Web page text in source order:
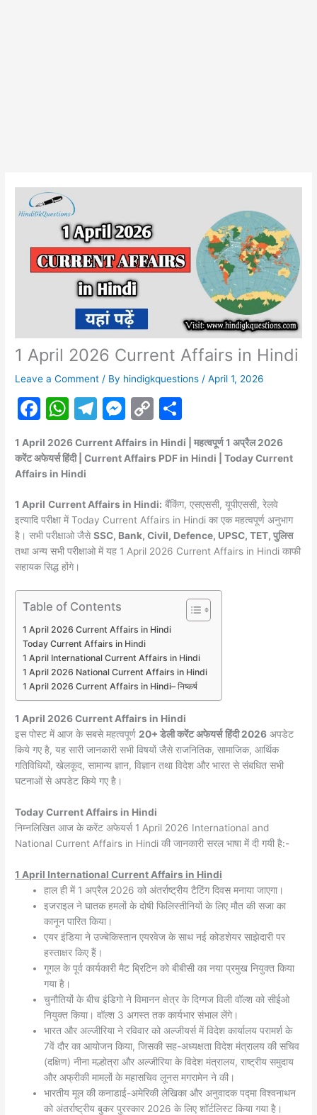
1 April 2026 Current Affairs in Hindi
Leave a Comment / By hindigkquestions /April 1, 2026
F
c
e
b
o
o
k
W
at
s
A
p
p
T
e
a
m
M
s
e
n
g
C
p
Li
n
k
h
ar
1 April 2026 Current Affairs in Hindi | महत्वपूर्ण 1 अप्रैल 2026
करेंट अफेयर्स हिंदी | Current Affairs PDF in Hindi | Today Current
Affairs in Hindi
1 April Current Affairs in Hindi: बैंकिंग, एसएससी, यूपीएससी, रेलवे
इत्यादि परीक्षा में Today Current Affairs in Hindi का एक महत्वपूर्ण अनुभाग
है। सभी परीक्षाओ जैसेSSC, Bank, Civil, Defence, UPSC, TET, पुलिस
तथा अन्य सभी परीक्षाओ में यह 1 April 2026 Current Affairs in Hindi काफी
सहायक सिद्ध होंगे।
Table of Contents
1 April 2026 Current Affairs in Hindi
Today Current Affairs in Hindi
1 April International Current Affairs in Hindi
1 April 2026 National Current Affairs in Hindi
1 April 2026 Current Affairs in Hindi– निष्कर्ष
1 April 2026Current Affairs in Hindi
इस पोस्ट में आज के सबसे महत्वपूर्ण 20+ डेली करेंट अफेयर्स हिंदी 2026 अपडेट
किये गए है, यह सारी जानकारी सभी विषयों जैसे राजनितिक, सामाजिक, आर्थिक
गतिविधियों, खेलकूद, सामान्य ज्ञान, विज्ञान तथा विदेश और भारत से संबधित सभी
घटनाओं से अपडेट किये गए है।
TodayCurrent Affairs in Hindi
निम्नलिखित आज के करेंट अफेयर्स 1 April 2026 International and
National Current Affairs in Hindi की जानकारी सरल भाषा में दी गयी है:-
1 April InternationalCurrent Affairs in Hindi
हाल ही में 1 अप्रैल 2026 को अंतर्राष्ट्रीय टैटिंग दिवस मनाया जाएगा।
इजराइल ने घातक हमलों के दोषी फिलिस्तीनियों के लिए मौत की सजा का
कानून पारित किया।
एयर इंडिया ने उज्बेकिस्तान एयरवेज के साथ नई कोडशेयर साझेदारी पर
हस्ताक्षर किए हैं।
गूगल के पूर्व कार्यकारी मैट ब्रिटिन को बीबीसी का नया प्रमुख नियुक्त किया
गया है।
चुनौतियों के बीच इंडिगो ने विमानन क्षेत्र के दिग्गज विली वॉल्श को सीईओ
नियुक्त किया। वॉल्श 3 अगस्त तक कार्यभार संभाल लेंगे।
भारत और अल्जीरिया ने रविवार को अल्जीयर्स में विदेश कार्यालय परामर्श के
7वें दौर का आयोजन किया, जिसकी सह-अध्यक्षता विदेश मंत्रालय की सचिव
(दक्षिण) नीना मल्होत्रा और अल्जीरिया के विदेश मंत्रालय, राष्ट्रीय समुदाय
और अफ्रीकी मामलों के महासचिव लूनस मगरामेन ने की।
भारतीय मूल की कनाडाई-अमेरिकी लेखिका और अनुवादक पद्मा विश्वनाथन
को अंतर्राष्ट्रीय बुकर पुरस्कार 2026 के लिए शॉर्टलिस्ट किया गया है।